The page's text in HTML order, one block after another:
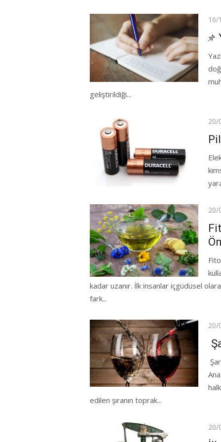
16/
geliştirildiği...
20/
20/
kadar uzanır. İlk insanlar içgüdüsel
fark...
on
20/
edilen şıranın toprak...
on
20/